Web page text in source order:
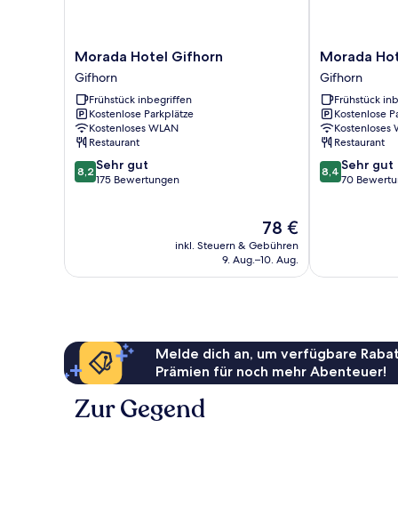
Morada
Hotel
Gifhorn
Gifhorn
Morada Hotel Gifhorn
Gifhorn
Frühstück inbegriffen
Kostenlose Parkplätze
Kostenloses WLAN
Restaurant
8.2
von
8,2 Sehr gut
175 Bewertungen
Der
Preis
beträgt
78 €
inkl. Steuern & Gebühren
9. Aug.–10. Aug.
Morada
Hotel
Heidesee
Gifhorn
Gifhorn
Morada
Gifhorn
Frühstück
Kostenlose
Kostenloses
Restaurant
8.4
von
8,4 Sehr gut
70
Melde dich an, um verfügbare
Prämien für noch mehr Abenteuer!
Zur Gegend